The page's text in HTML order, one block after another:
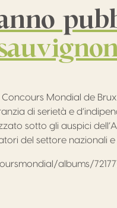
Mondial de
di serietà e
sotto gli auspici
del settore nazionali e
albums/